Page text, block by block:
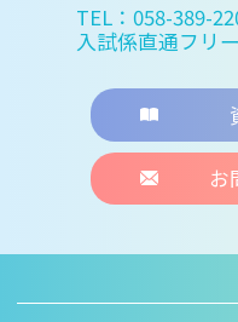
TEL：058-389-
入試係直通フリ
お